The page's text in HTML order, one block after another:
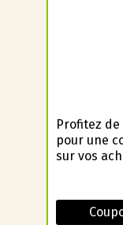
Profitez
pour une
sur vos